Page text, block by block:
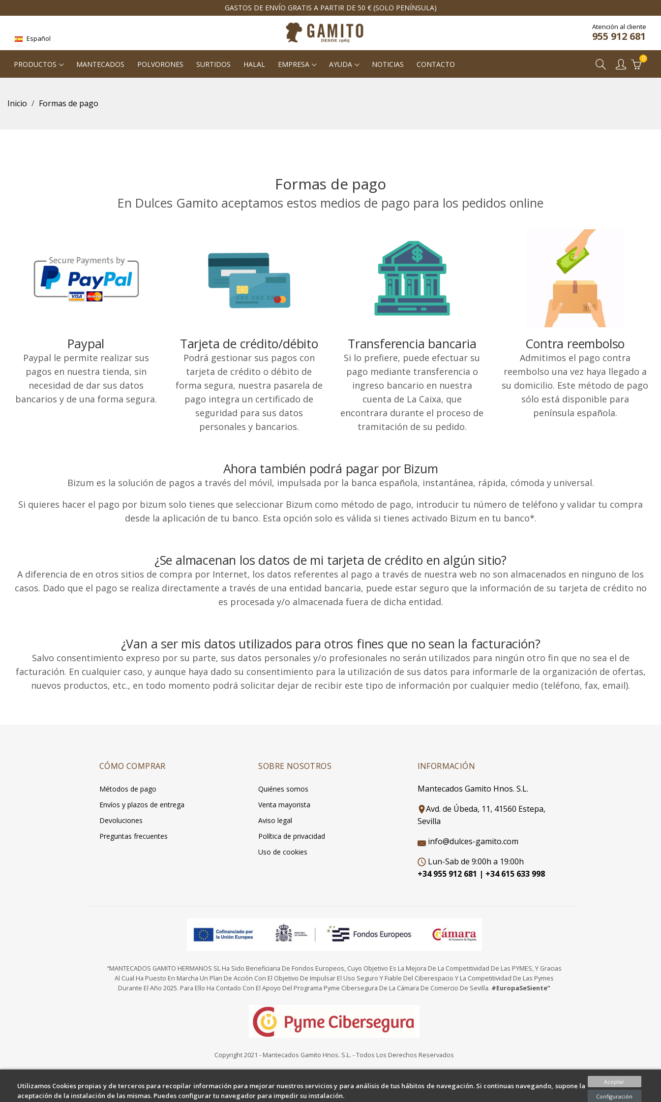
Utilizamos Cookies propias y de terceros para recopilar información para mejorar nuestros servicios y para análisis de tus hábitos de navegación. Si continuas navegando, supone la
aceptación de la instalación de las mismas. Puedes configurar tu navegador para impedir su instalación.
Aceptar
Configuración
GASTOS DE ENVÍO GRATIS A PARTIR DE 50 € (SOLO PENÍNSULA)
Español
Atención al cliente
955 912 681
PRODUCTOS MANTECADOS POLVORONES SURTIDOS HALAL EMPRESA AYUDA NOTICIAS CONTACTO
0
Inicio Formas de pago
Formas de pago
En Dulces Gamito aceptamos estos medios de pago para los pedidos online
Paypal
Paypal le permite realizar sus
pagos en nuestra tienda, sin
necesidad de dar sus datos
bancarios y de una forma segura.
Tarjeta de crédito/débito
Podrá gestionar sus pagos con
tarjeta de crédito o débito de
forma segura, nuestra pasarela de
pago integra un certificado de
seguridad para sus datos
personales y bancarios.
Transferencia bancaria
Si lo prefiere, puede efectuar su
pago mediante transferencia o
ingreso bancario en nuestra
cuenta de La Caixa, que
encontrara durante el proceso de
tramitación de su pedido.
Contra reembolso
Admitimos el pago contra
reembolso una vez haya llegado a
su domicilio. Este método de pago
sólo está disponible para
península española.
Ahora también podrá pagar por Bizum
Bizum es la solución de pagos a través del móvil, impulsada por la banca española, instantánea, rápida, cómoda y universal.
Si quieres hacer el pago por bizum solo tienes que seleccionar Bizum como método de pago, introducir tu número de teléfono y validar tu compra
desde la aplicación de tu banco. Esta opción solo es válida si tienes activado Bizum en tu banco*.
¿Se almacenan los datos de mi tarjeta de crédito en algún sitio?
A diferencia de en otros sitios de compra por Internet, los datos referentes al pago a través de nuestra web no son almacenados en ninguno de los
casos. Dado que el pago se realiza directamente a través de una entidad bancaria, puede estar seguro que la información de su tarjeta de crédito no
es procesada y/o almacenada fuera de dicha entidad.
¿Van a ser mis datos utilizados para otros fines que no sean la facturación?
Salvo consentimiento expreso por su parte, sus datos personales y/o profesionales no serán utilizados para ningún otro fin que no sea el de
facturación. En cualquier caso, y aunque haya dado su consentimiento para la utilización de sus datos para informarle de la organización de ofertas,
nuevos productos, etc., en todo momento podrá solicitar dejar de recibir este tipo de información por cualquier medio (teléfono, fax, email).
CÓMO COMPRAR
Métodos de pago
Envíos y plazos de entrega
Devoluciones
Preguntas frecuentes
SOBRE NOSOTROS
Quiénes somos
Venta mayorista
Aviso legal
Política de privacidad
Uso de cookies
INFORMACIÓN
Mantecados Gamito Hnos. S.L.
Avd. de Úbeda, 11, 41560 Estepa,
Sevilla
info@dulces-gamito.com
Lun-Sab de 9:00h a 19:00h
+34 955 912 681 | +34 615 633 998
“MANTECADOS GAMITO HERMANOS SL Ha Sido Beneficiaria De Fondos Europeos, Cuyo Objetivo Es La Mejora De La Competitividad De Las PYMES, Y Gracias
Al Cual Ha Puesto En Marcha Un Plan De Acción Con El Objetivo De Impulsar El Uso Seguro Y Fiable Del Ciberespacio Y La Competitividad De Las Pymes
Durante El Año 2025. Para Ello Ha Contado Con El Apoyo Del Programa Pyme Cibersegura De La Cámara De Comercio De Sevilla. #EuropaSeSiente”
Copyright 2021 - Mantecados Gamito Hnos. S.L. - Todos Los Derechos Reservados